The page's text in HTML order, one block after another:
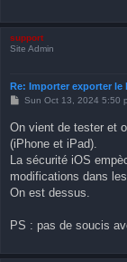
support
Site Admin
Re: Importer exporter
P
t
Sun Oct 13, 2024 5:50
On vient de tester et
(iPhone et iPad).
La sécurité iOS
modifications dans
On est dessus.
PS : pas de soucis